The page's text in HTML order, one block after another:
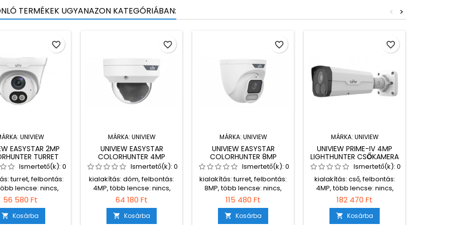
TERMÉKEK UGYANAZON KATEGÓRIÁBAN: >
<
UNIVIEW
EASYSTAR 2MP
TURRET
2.8MM FIX
OBJEKTÍVVEL,
ÉS
Ismertető(k): 0
turret, felbontás:
lencse: nincs,
megvilágítás:
kiegészítő
SMART IR + látható
56 580 Ft
 Kosárba
favorite_border
MÁRKA: UNIVIEW
UNIVIEW EASYSTAR
COLORHUNTER 4MP
OWLVIEW WISE-ISP
DÓMKAMERA, 2.8MM FIX
OBJEKTÍVVEL,
MIKROFONNAL
Ismertető(k): 0
kialakítás: dóm, felbontás:
4MP, több lencse: nincs,
minimális megvilágítás:
0,0003lux, IR megvilágítási
távolság: nincs, látható fény
64 180 Ft
 Kosárba
favorite_border
MÁRKA: UNIVIEW
UNIVIEW EASYSTAR
COLORHUNTER 8MP
OWLVIEW WISE-ISP TURRET
DÓMKAMERA, 4MM FIX
OBJEKTÍVVEL,
MIKROFONNAL
Ismertető(k): 0
kialakítás: turret, felbontás:
8MP, több lencse: nincs,
minimális megvilágítás:
0,0003lux, kiegészítő
világítás: látható fény, IR
115 480 Ft
 Kosárba
favorite_border
MÁRKA: UNIVIEW
UNIVIEW PRIME-IV 4MP
LIGHTHUNTER CSŐKAMERA
Ismertető(k): 0
kialakítás: cső, felbontás:
4MP, több lencse: nincs,
minimális megvilágítás:
0,001lux, kiegészítő világítás:
SMART IR, IR megvilágítási
182 470 Ft
 Kosárba
favorite_border